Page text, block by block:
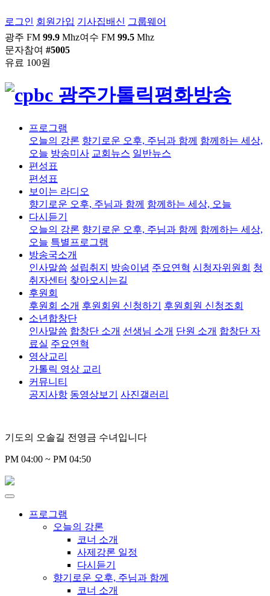
로그인 회원가입 기사집배신 그룹웨어
광주 FM 99.9 Mhz여수 FM 99.5 Mhz
문자참여 #5005
유료 100원
프로그램
오늘의 강론 향기로운 오후, 주님과 함께 함께하는 세상,
오늘 방송미사 교회뉴스 일반뉴스
편성표
편성표
보이는 라디오
향기로운 오후, 주님과 함께 함께하는 세상, 오늘
다시듣기
오늘의 강론 향기로운 오후, 주님과 함께 함께하는 세상,
오늘 특별프로그램
방송국소개
인사말씀 설립취지 방송이념 주요연혁 시청자위원회 청
취자센터 찾아오시는길
후원회
후원회 소개 후원회원 신청하기
후원회원 신청조회
소년합창단
인사말씀 합창단 소개 선생님 소개 단원 소개 합창단 자
료실 주요연혁
영상교리
가톨릭 영상 교리
커뮤니티
공지사항 동영상보기 사진갤러리
기도의 오솔길 전영금 수녀입니다
PM 04:00 ~ PM 04:50
프로그램
오늘의 강론
코너 소개
사제강론 일정
다시듣기
향기로운 오후, 주님과 함께
코너 소개